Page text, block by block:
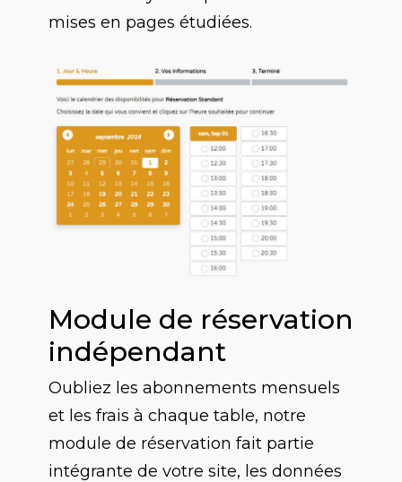
mises en pages étudiées.
Module de réservation
indépendant
Oubliez les abonnements mensuels
et les frais à chaque table, notre
module de réservation fait partie
intégrante de votre site, les données